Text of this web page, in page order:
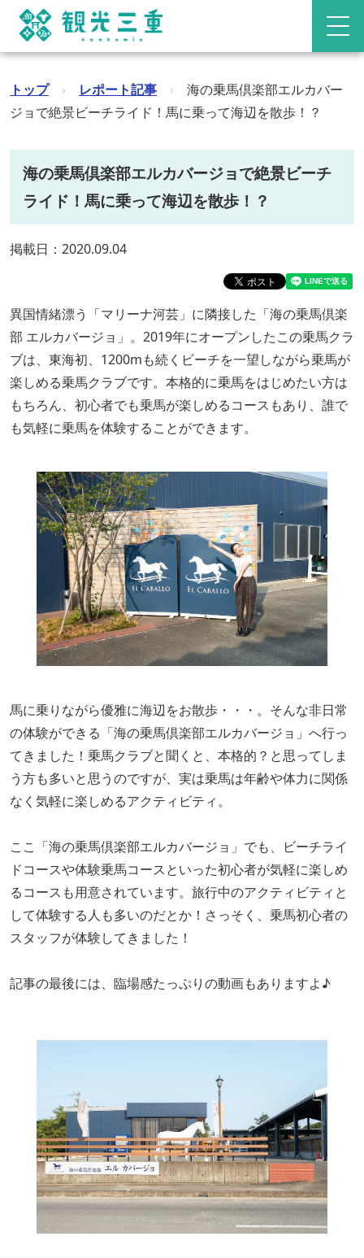
トップ › レポート記事 ›
海の乗馬倶楽部エルカバー
ジョで絶景ビーチライド！馬に乗って海辺を散歩！？
海の乗馬倶楽部エルカバージョで絶景ビーチ
ライド！馬に乗って海辺を散歩！？
掲載日：2020.09.04
異国情緒漂う「マリーナ河芸」に隣接した「海の乗馬倶楽
部 エルカバージョ」。2019年にオープンしたこの乗馬クラ
ブは、東海初、1200mも続くビーチを一望しながら乗馬が
楽しめる乗馬クラブです。本格的に乗馬をはじめたい方は
もちろん、初心者でも乗馬が楽しめるコースもあり、誰で
も気軽に乗馬を体験することができます。
馬に乗りながら優雅に海辺をお散歩・・・。そんな非日常
の体験ができる「海の乗馬倶楽部エルカバージョ」へ行っ
てきました！乗馬クラブと聞くと、本格的？と思ってしま
う方も多いと思うのですが、実は乗馬は年齢や体力に関係
なく気軽に楽しめるアクティビティ。
ここ「海の乗馬倶楽部エルカバージョ」でも、ビーチライ
ドコースや体験乗馬コースといった初心者が気軽に楽しめ
るコースも用意されています。旅行中のアクティビティと
して体験する人も多いのだとか！さっそく、乗馬初心者の
スタッフが体験してきました！
記事の最後には、臨場感たっぷりの動画もありますよ♪